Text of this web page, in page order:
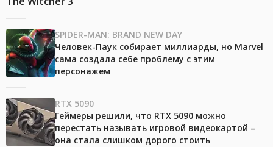
SPIDER-MAN: BRAND NEW DAY
Человек-Паук собирает миллиарды, но Marvel
сама создала себе проблему с этим
персонажем
RTX 5090
Геймеры решили, что RTX 5090 можно
перестать называть игровой видеокартой –
она стала слишком дорого стоить